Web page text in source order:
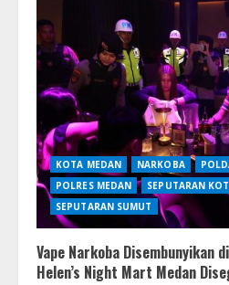
KOTA MEDAN NARKOBA
POLRES MEDAN
SEPUTARAN
SEPUTARAN SUMUT
Vape Narkoba Disembunyikan
Helen’s Night Mart Medan